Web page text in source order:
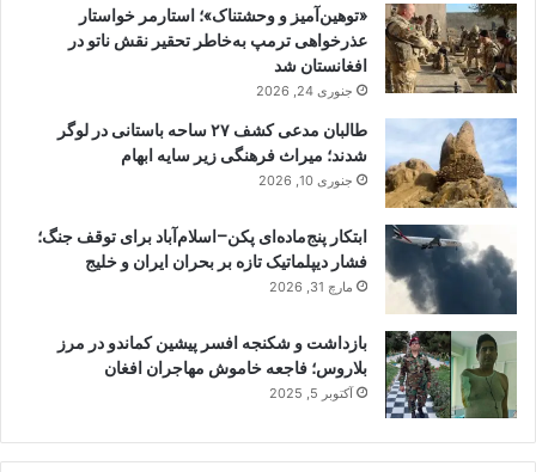
«توهین‌آمیز و وحشتناک»؛ استارمر خواستار
عذرخواهی ترمپ به‌خاطر تحقیر نقش ناتو در
افغانستان شد
جنوری 24, 2026
طالبان مدعی کشف ۲۷ ساحه باستانی در لوگر
شدند؛ میراث فرهنگی زیر سایه ابهام
جنوری 10, 2026
ابتکار پنج‌ماده‌ای پکن–اسلام‌آباد برای توقف جنگ؛
فشار دیپلماتیک تازه بر بحران ایران و خلیج
مارچ 31, 2026
بازداشت و شکنجه افسر پیشین کماندو در مرز
بلاروس؛ فاجعه خاموش مهاجران افغان
آکتوبر 5, 2025